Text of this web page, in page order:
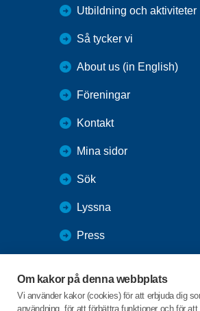
Om kakor på denna webbplats
Vi använder kakor (cookies) för att erbjuda dig
användning, för att förbättra funktioner och för
Utbildning och aktiviteter
Så tycker vi
About us (in English)
Föreningar
Kontakt
Mina sidor
Sök
Lyssna
Press
SPF Seniorernas intranät